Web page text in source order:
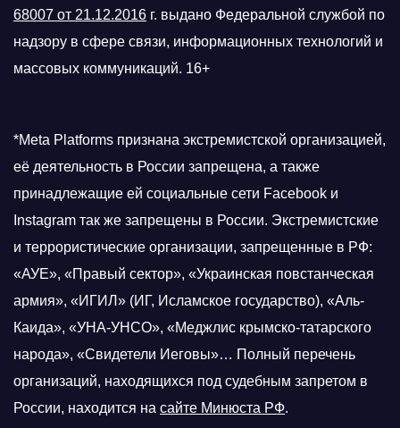
68007 от 21.12.2016 г. выдано Федеральной службой по
надзору в сфере связи, информационных технологий и
массовых коммуникаций. 16+
*Meta Platforms признана экстремистской организацией,
её деятельность в России запрещена, а также
принадлежащие ей социальные сети Facebook и
Instagram так же запрещены в России. Экстремистские
и террористические организации, запрещенные в РФ:
«АУЕ», «Правый сектор», «Украинская повстанческая
армия», «ИГИЛ» (ИГ, Исламское государство), «Аль-
Каида», «УНА-УНСО», «Меджлис крымско-татарского
народа», «Свидетели Иеговы»… Полный перечень
организаций, находящихся под судебным запретом в
России, находится на сайте Минюста РФ.